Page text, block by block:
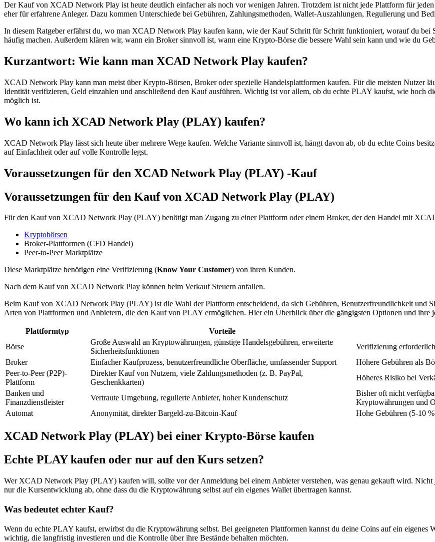
Der Kauf von XCAD Network Play ist heute deutlich einfacher als noch vor wenigen Jahren. Trotzdem ist nicht jede Plattform für
eher für erfahrene Anleger. Dazu kommen Unterschiede bei Gebühren, Zahlungsmethoden, Wallet-Auszahlungen, Regulierung und
In diesem Ratgeber erfährst du, wo man XCAD Network Play kaufen kann, wie der Kauf Schritt für Schritt funktioniert, worauf du bei
häufig machen. Außerdem klären wir, wann ein Broker sinnvoll ist, wann eine Krypto-Börse die bessere Wahl sein kann und wie du
Kurzantwort: Wie kann man XCAD Network Play kaufen?
XCAD Network Play kann man meist über Krypto-Börsen, Broker oder spezielle Handelsplattformen kaufen. Für die meisten Nutzer
Identität verifizieren, Geld einzahlen und anschließend den Kauf ausführen. Wichtig ist vor allem, ob du echte PLAY kaufst, wie hoch
möglich ist.
Wo kann ich XCAD Network Play (PLAY) kaufen?
XCAD Network Play lässt sich heute über mehrere Wege kaufen. Welche Variante sinnvoll ist, hängt davon ab, ob du echte Coins
auf Einfachheit oder auf volle Kontrolle legst.
Voraussetzungen für den XCAD Network Play (PLAY) -Kauf
Voraussetzungen für den Kauf von XCAD Network Play (PLAY)
Für den Kauf von XCAD Network Play (PLAY) benötigt man Zugang zu einer Plattform oder einem Broker, der den Handel mit
Kryptobörsen
Broker-Plattformen (CFD Handel)
Peer-to-Peer Marktplätze
Diese Marktplätze benötigen eine Verifizierung (Know Your Customer) von ihren Kunden.
Nach dem Kauf von XCAD Network Play können beim Verkauf Steuern anfallen.
Beim Kauf von XCAD Network Play (PLAY) ist die Wahl der Plattform entscheidend, da sich Gebühren, Benutzerfreundlichkeit und
Arten von Plattformen und Anbietern, die den Kauf von PLAY ermöglichen. Hier ein Überblick über die gängigsten Optionen und ihre
Plattformtyp Vorteile
Börse
Große Auswahl an Kryptowährungen, günstige Handelsgebühren, erweiterte
Sicherheitsfunktionen
Verifizierung
Broker
Einfacher Kaufprozess, benutzerfreundliche Oberfläche, umfassender Support
Höhere Gebühren als
Peer-to-Peer (P2P)-
Plattform
Direkter Kauf von Nutzern, viele Zahlungsmethoden (z. B. PayPal,
Geschenkkarten)
Höheres Risiko bei
Banken und
Finanzdienstleister
Vertraute Umgebung, regulierte Anbieter, hoher Kundenschutz
Bisher oft nicht
Kryptowährungen und
Automat
Anonymität, direkter Bargeld-zu-Bitcoin-Kauf Hohe Gebühren (5-10
XCAD Network Play (PLAY) bei einer Krypto-Börse kaufen
Echte PLAY kaufen oder nur auf den Kurs setzen?
Wer XCAD Network Play (PLAY) kaufen will, sollte vor der Anmeldung bei einem Anbieter verstehen, was genau gekauft wird. Nicht
nur die Kursentwicklung ab, ohne dass du die Kryptowährung selbst auf ein eigenes Wallet übertragen kannst.
Was bedeutet echter Kauf?
Wenn du echte PLAY kaufst, erwirbst du die Kryptowährung selbst. Bei geeigneten Plattformen kannst du deine Coins auf ein eigenes
wichtig, die langfristig investieren und die Kontrolle über ihre Bestände behalten möchten.